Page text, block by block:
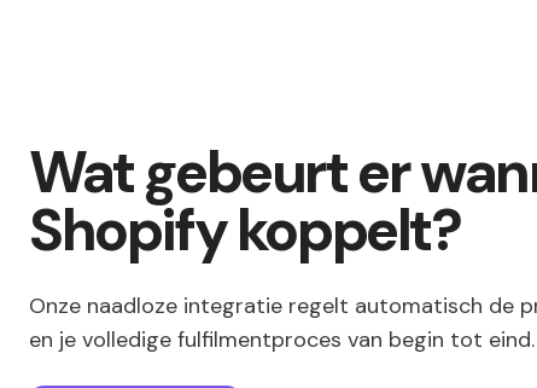
Wat gebeurt er
Shopify koppelt?
Onze naadloze integratie regelt automatisch de
en je volledige fulfilmentproces van begin tot eind.